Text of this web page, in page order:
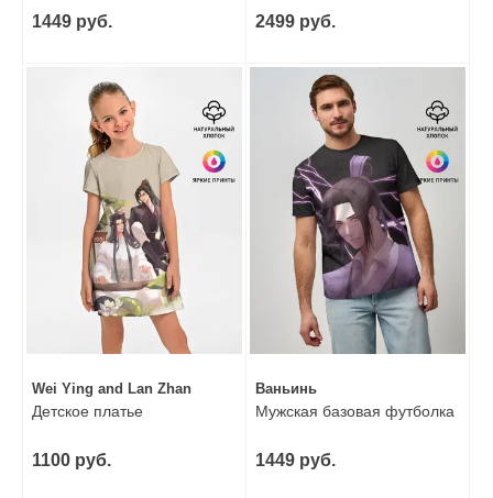
1449 руб. 2499 руб.
Wei Ying and Lan Zhan
Детское платье
1100 руб.
Ваньинь
Мужская базовая футболка
1449 руб.